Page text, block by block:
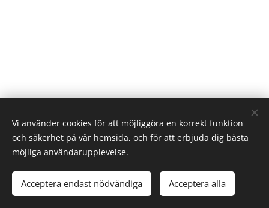
Rävlanda Samhällsförening
Alla rättigheter reserverade 2022
Webnode Cookies
Vi använder cookies för att möjliggöra en korrekt funktion
och säkerhet på vår hemsida, och för att erbjuda dig bästa
möjliga användarupplevelse.
Acceptera endast nödvändiga Acceptera alla